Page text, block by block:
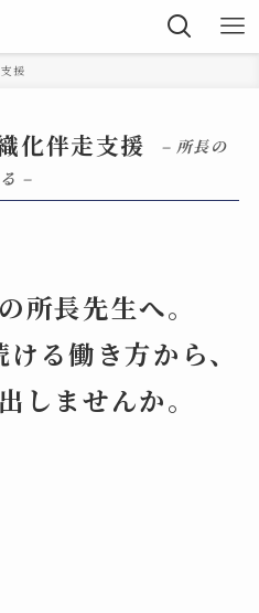
援
化伴走支援
– 所長の
–
所長先生へ。
る働き方から、
しませんか。